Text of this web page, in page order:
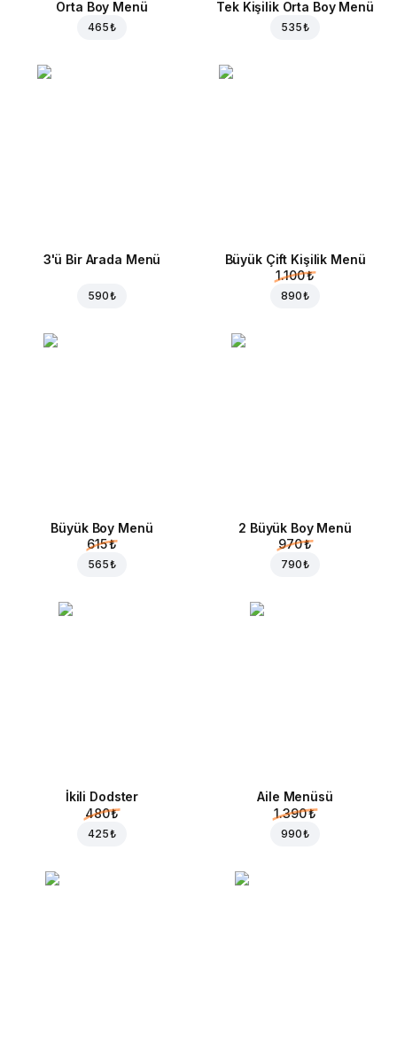
Orta Boy Menü
465 ₺
Tek Kişilik Orta Boy Menü
535 ₺
3'ü Bir Arada Menü
590 ₺
Büyük Çift Kişilik Menü
1.100 ₺
890 ₺
Büyük Boy Menü
615 ₺
565 ₺
2 Büyük Boy Menü
970 ₺
790 ₺
İkili Dodster
480 ₺
425 ₺
Aile Menüsü
1.390 ₺
990 ₺